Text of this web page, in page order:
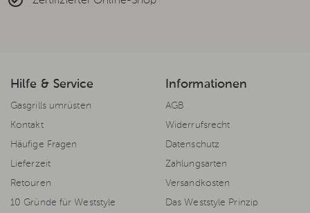
Hilfe & Service
Gasgrills umrüsten
Kontakt
Häufige Fragen
Lieferzeit
Retouren
10 Gründe für Weststyle
Informationen
AGB
Widerrufsrecht
Datenschutz
Zahlungsarten
Versandkosten
Das Weststyle Prinzip